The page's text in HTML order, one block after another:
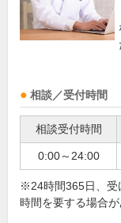
相談／受付時間
相談受付時間
0:00～24:00
※24時間365日、受
時間を要する場合が